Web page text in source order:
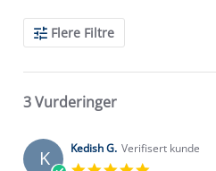
Search
ReviewsFlere Filtre
3 Vurderinger
K Kedish G. Verifisert kunde